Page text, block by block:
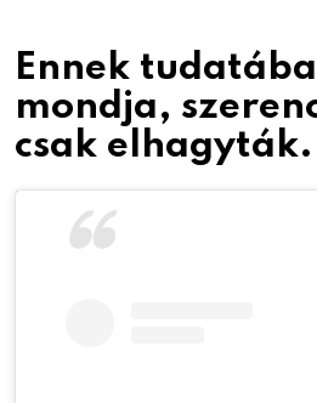
Ennek
mondja,
csak elhagyták.